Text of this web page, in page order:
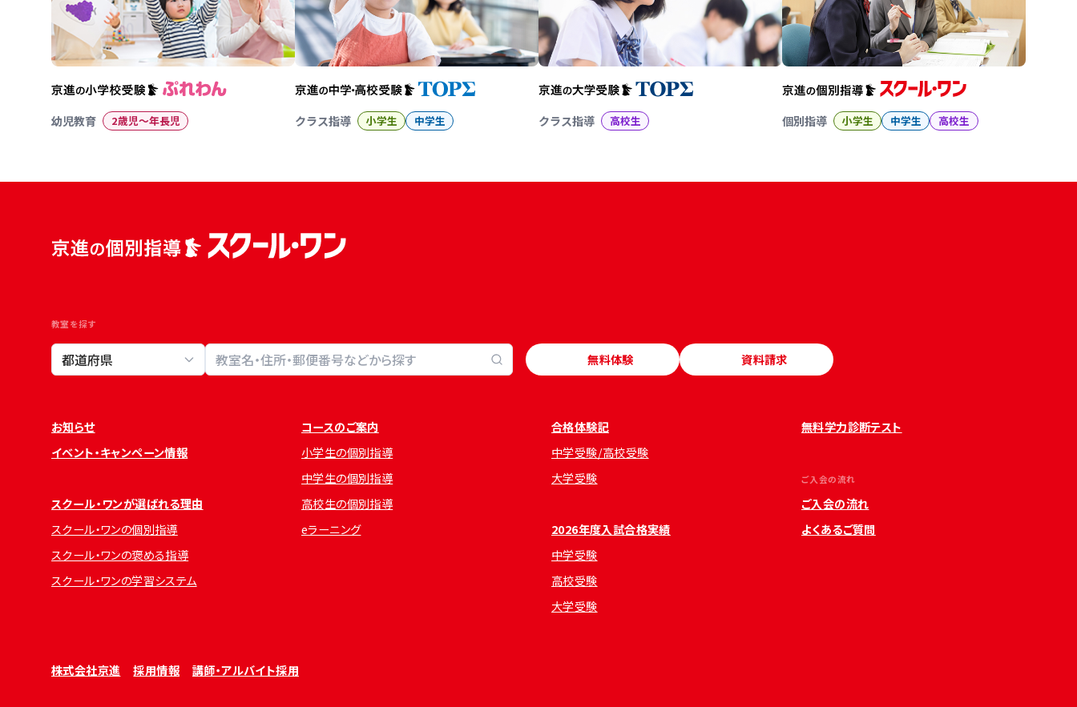
幼児教育 2歳児〜年長児 クラス指導 小学生 中学生 クラス指導 高校生 個別指導 小学生 中学生 高校生
教室を探す
教室検索 無料体験 資料請求
お知らせ
イベント・キャンペーン情報
スクール・ワンが選ばれる理由
スクール・ワンの個別指導
スクール・ワンの褒める指導
スクール・ワンの学習システム
コースのご案内
小学生の個別指導
中学生の個別指導
高校生の個別指導
eラーニング
合格体験記
中学受験/高校受験
大学受験
2026年度入試合格実績
中学受験
高校受験
大学受験
無料学力診断テスト
ご入会の流れ
ご入会の流れ
よくあるご質問
株式会社京進 採用情報 講師・アルバイト採用